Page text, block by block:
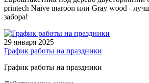
printech Naive maroon или Gray wood -
забора!
29 января 2025
График работы на праздники
График работы на праздники